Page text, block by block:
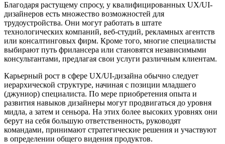
Благодаря растущему спросу, у квалифицированных UX/UI-
дизайнеров есть множество возможностей для
трудоустройства. Они могут работать в штате
технологических компаний, веб-студий, рекламных агентств
или консалтинговых фирм. Кроме того, многие специалисты
выбирают путь фрилансера или становятся независимыми
консультантами, предлагая свои услуги различным клиентам.
Карьерный рост в сфере UX/UI-дизайна обычно следует
иерархической структуре, начиная с позиции младшего
(джуниор) специалиста. По мере приобретения опыта и
развития навыков дизайнеры могут продвигаться до уровня
мидла, а затем и сеньора. На этих более высоких уровнях они
берут на себя большую ответственность, руководят
командами, принимают стратегические решения и участвуют
в определении общего видения продуктов.